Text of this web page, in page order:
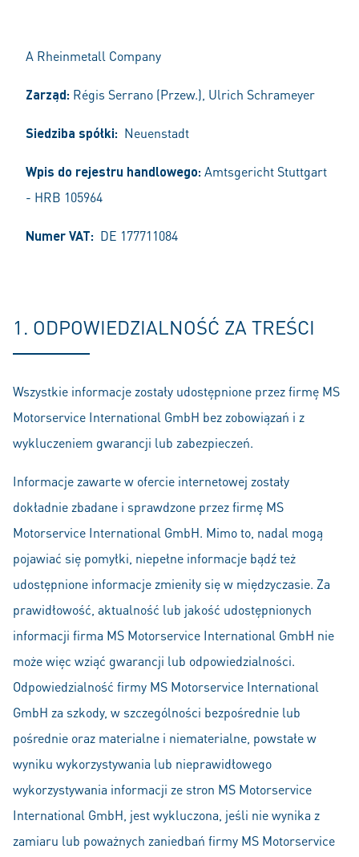
A Rheinmetall Company
Zarząd: Régis Serrano (Przew.), Ulrich Schrameyer
Siedziba spółki: Neuenstadt
Wpis do rejestru handlowego: Amtsgericht Stuttgart
- HRB 105964
Numer VAT: DE 177711084
1. ODPOWIEDZIALNOŚĆ ZA TREŚCI
Wszystkie informacje zostały udostępnione przez firmę MS
Motorservice International GmbH bez zobowiązań i z
wykluczeniem gwarancji lub zabezpieczeń.
Informacje zawarte w ofercie internetowej zostały
dokładnie zbadane i sprawdzone przez firmę MS
Motorservice International GmbH. Mimo to, nadal mogą
pojawiać się pomyłki, niepełne informacje bądź też
udostępnione informacje zmieniły się w międzyczasie. Za
prawidłowość, aktualność lub jakość udostępnionych
informacji firma MS Motorservice International GmbH nie
może więc wziąć gwarancji lub odpowiedzialności.
Odpowiedzialność firmy MS Motorservice International
GmbH za szkody, w szczególności bezpośrednie lub
pośrednie oraz materialne i niematerialne, powstałe w
wyniku wykorzystywania lub nieprawidłowego
wykorzystywania informacji ze stron MS Motorservice
International GmbH, jest wykluczona, jeśli nie wynika z
zamiaru lub poważnych zaniedbań firmy MS Motorservice